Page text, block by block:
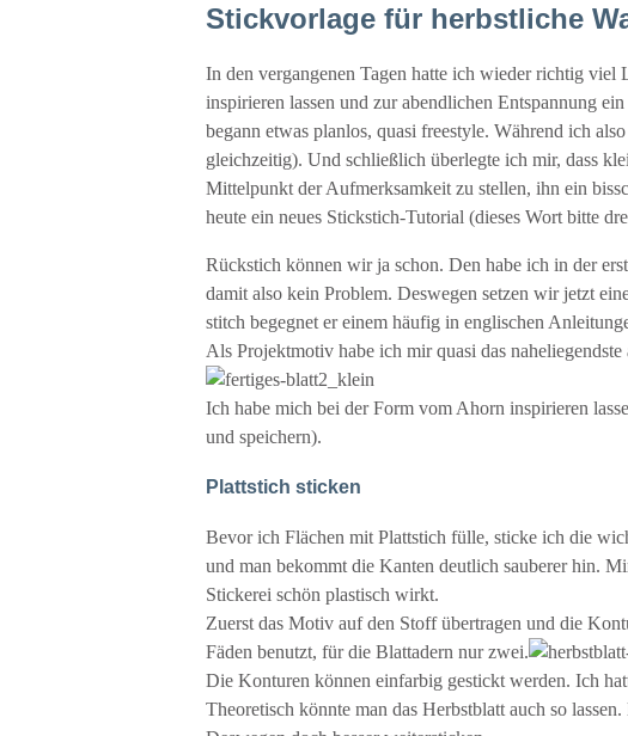
Stickvorlage für herbstliche
In den vergangenen Tagen hatte ich wieder richtig
inspirieren lassen und zur abendlichen Entspannung
begann etwas planlos, quasi freestyle. Während ich
gleichzeitig). Und schließlich überlegte ich mir, dass
Mittelpunkt der Aufmerksamkeit zu stellen, ihn ein
heute ein neues Stickstich-Tutorial (dieses Wort bitte
Rückstich können wir ja schon. Den habe ich in der
damit also kein Problem. Deswegen setzen wir jetzt
stitch begegnet er einem häufig in englischen
Als Projektmotiv habe ich mir quasi das
Ich habe mich bei der Form vom Ahorn inspirieren
und speichern).
Plattstich sticken
Bevor ich Flächen mit Plattstich fülle, sticke ich die
und man bekommt die Kanten deutlich sauberer hin.
Stickerei schön plastisch wirkt.
Zuerst das Motiv auf den Stoff übertragen und die
Fäden benutzt, für die Blattadern nur zwei.
Die Konturen können einfarbig gestickt werden. Ich
Theoretisch könnte man das Herbstblatt auch so